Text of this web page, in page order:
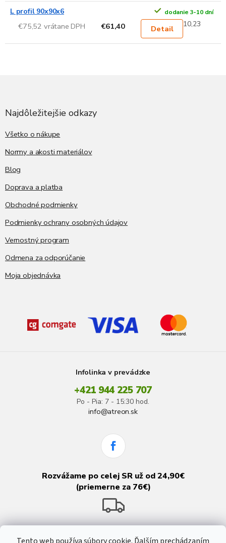
L profil 90x90x6 dodanie 3-10 dní
€75,52 vrátane DPH €61,40 Detail 10,23
Najdôležitejšie odkazy
Všetko o nákupe
Normy a akosti materiálov
Blog
Doprava a platba
Obchodné podmienky
Podmienky ochrany osobných údajov
Vernostný program
Odmena za odporúčanie
Moja objednávka
Infolinka v prevádzke
+421 944 225 707
Po - Pia: 7 - 15:30 hod.
info@atreon.sk
Rozvážame po celej SR už od 24,90€
(priemerne za 76€)